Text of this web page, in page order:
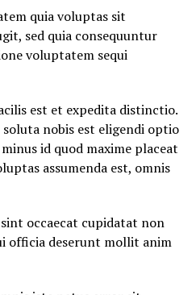
quia voluptas sit
sed quia consequuntur
voluptatem sequi
est et expedita distinctio.
nobis est eligendi optio
id quod maxime placeat
assumenda est, omnis
occaecat cupidatat non
officia deserunt mollit anim